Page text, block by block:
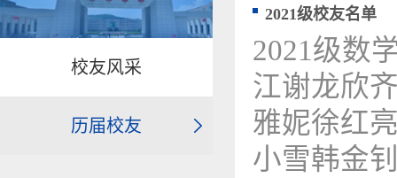
校友风采
历届校友
2021级校友名单
2021级数
江谢龙欣
雅妮徐红
小雪韩金